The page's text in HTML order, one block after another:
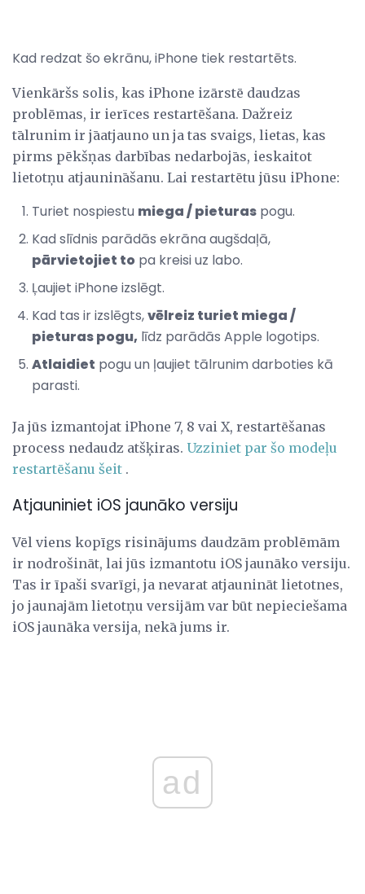
Kad redzat šo ekrānu, iPhone tiek restartēts.
Vienkāršs solis, kas iPhone izārstē daudzas
problēmas, ir ierīces restartēšana. Dažreiz
tālrunim ir jāatjauno un ja tas svaigs, lietas, kas
pirms pēkšņas darbības nedarbojās, ieskaitot
lietotņu atjaunināšanu. Lai restartētu jūsu iPhone:
Turiet nospiestu miega / pieturas pogu.
Kad slīdnis parādās ekrāna augšdaļā,
pārvietojiet to pa kreisi uz labo.
Ļaujiet iPhone izslēgt.
Kad tas ir izslēgts,vēlreiz turiet miega /
pieturas pogu, līdz parādās Apple logotips.
Atlaidiet pogu un ļaujiet tālrunim darboties kā
parasti.
Ja jūs izmantojat iPhone 7, 8 vai X, restartēšanas
process nedaudz atšķiras. Uzziniet par šo modeļu
restartēšanu šeit .
Atjauniniet iOS jaunāko versiju
Vēl viens kopīgs risinājums daudzām problēmām
ir nodrošināt, lai jūs izmantotu iOS jaunāko versiju.
Tas ir īpaši svarīgi, ja nevarat atjaunināt lietotnes,
jo jaunajām lietotņu versijām var būt nepieciešama
iOS jaunāka versija, nekā jums ir.
ad